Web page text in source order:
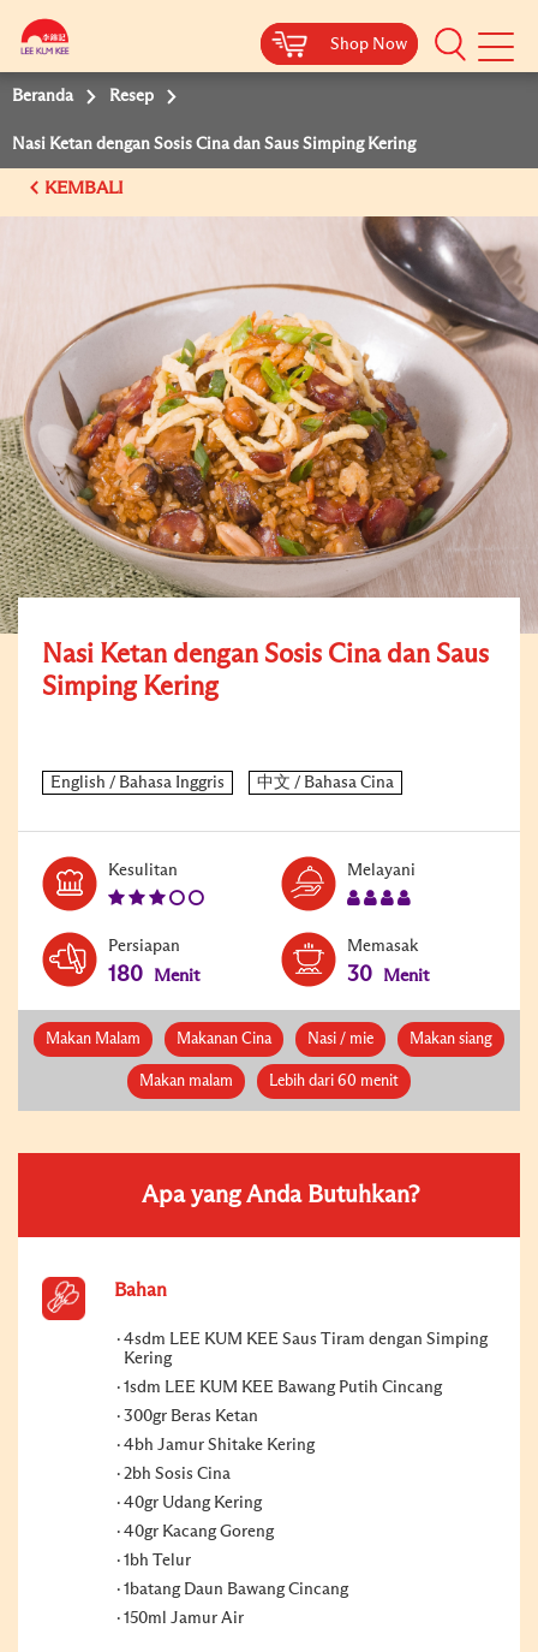
Shop Now
Shop Now
Beranda Resep
Nasi Ketan dengan Sosis Cina dan Saus Simping Kering
KEMBALI
Nasi Ketan dengan Sosis Cina dan Saus
Simping Kering
Kesulitan Melayani
Persiapan
180 Menit
Memasak
30 Menit
Makan Malam Makanan Cina Nasi / mie Makan siang
Makan malam Lebih dari 60 menit
Apa yang Anda Butuhkan?
Bahan
4sdm LEE KUM KEE Saus Tiram dengan Simping
Kering
1sdm LEE KUM KEE Bawang Putih Cincang
300gr Beras Ketan
4bh Jamur Shitake Kering
2bh Sosis Cina
40gr Udang Kering
40gr Kacang Goreng
1bh Telur
1batang Daun Bawang Cincang
150ml Jamur Air